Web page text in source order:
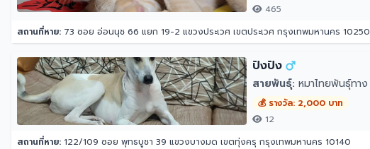
465
สถานที่หาย: 73 ซอย อ่อนนุช 66 แยก 19-2 แขวงประเวศ เขตประเวศ กรุงเทพมหานคร 10250
ปังปัง
สายพันธุ์: หมาไทยพันธุ์ทาง
💰 รางวัล: 2,000 บาท
12
สถานที่หาย: 122/109 ซอย พุทธบูชา 39 แขวงบางมด เขตทุ่งครุ กรุงเทพมหานคร 10140